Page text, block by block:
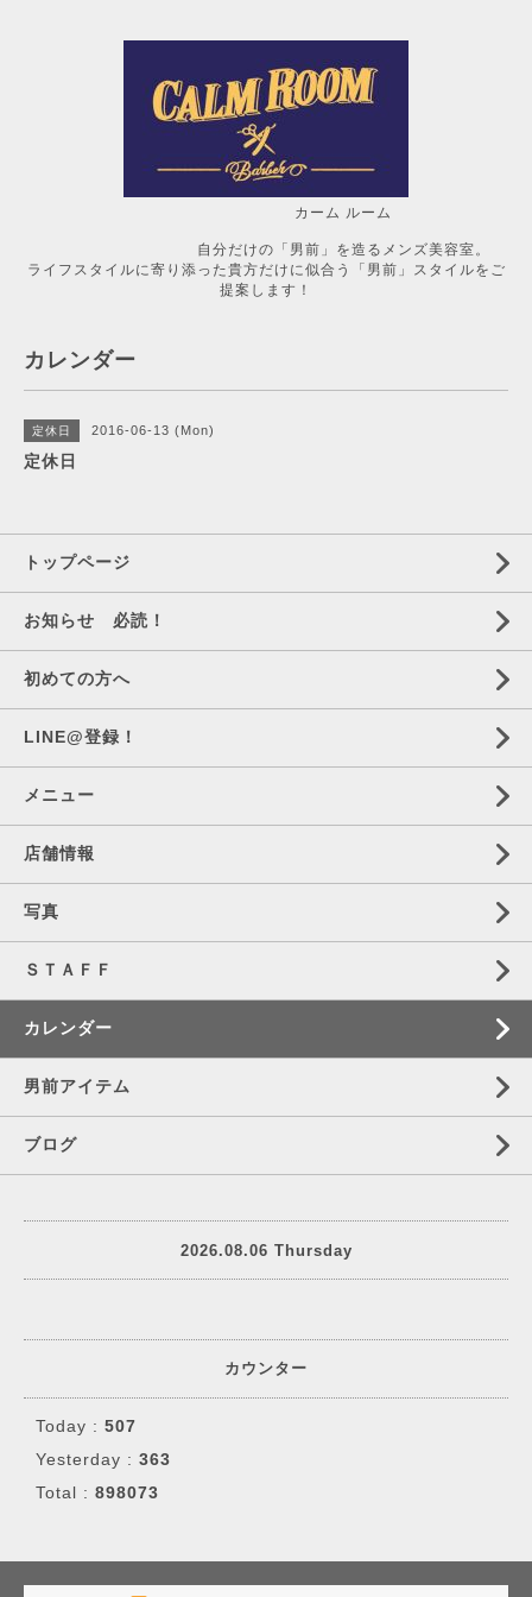
カーム ルーム
自分だけの「男前」を造るメンズ美容室。
ライフスタイルに寄り添った貴方だけに似合う「男前」スタイルをご
提案します！
カレンダー
定休日 2016-06-13 (Mon)
定休日
トップページ
お知らせ 必読！
初めての方へ
LINE@登録！
メニュー
店舗情報
写真
ＳＴＡＦＦ
カレンダー
男前アイテム
ブログ
2026.08.06 Thursday
カウンター
Today : 507
Yesterday : 363
Total : 898073